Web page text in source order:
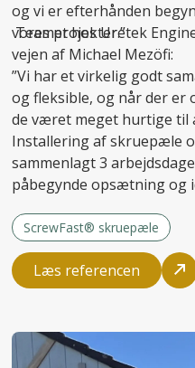
og vi er efterhånden
vores projekter.”
Teamet hos Uretek
vejen af Michael Mezöfi:
”Vi har et virkelig godt
og fleksible, og når der
de været meget hurtige til
Installering af skruepæle
sammenlagt 3
påbegynde opsætning og
ScrewFast® skruepæle
Læs referencen